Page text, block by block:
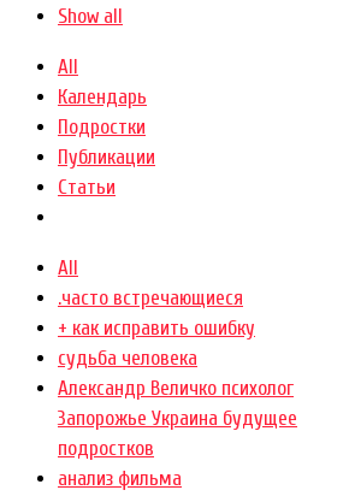
Show all
All
Календарь
Подростки
Публикации
Статьи
All
.часто встречающиеся
+ как исправить ошибку
cудьба человека
Александр Величко психолог
Запорожье Украина будущее
подростков
анализ фильма